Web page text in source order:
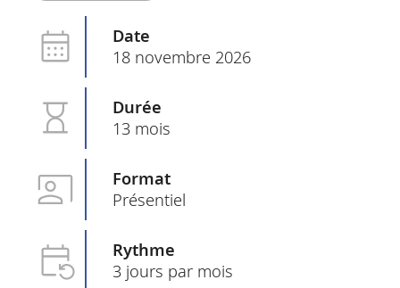
Date
18 novembre 2026
Durée
13 mois
Format
Présentiel
Rythme
3 jours par mois